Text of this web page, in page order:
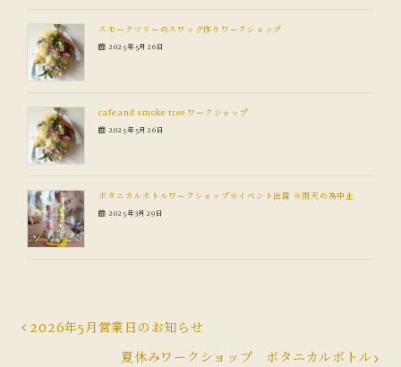
スモークツリーのスワッグ作りワークショップ
2025年5月26日
cafe and smoke tree ワークショップ
2025年5月26日
ボタニカルボトルワークショップ※イベント出店 ※雨天の為中止
2025年3月29日
投2026年5月営業日のお知らせ
夏休みワークショップ ボタニカルボトル